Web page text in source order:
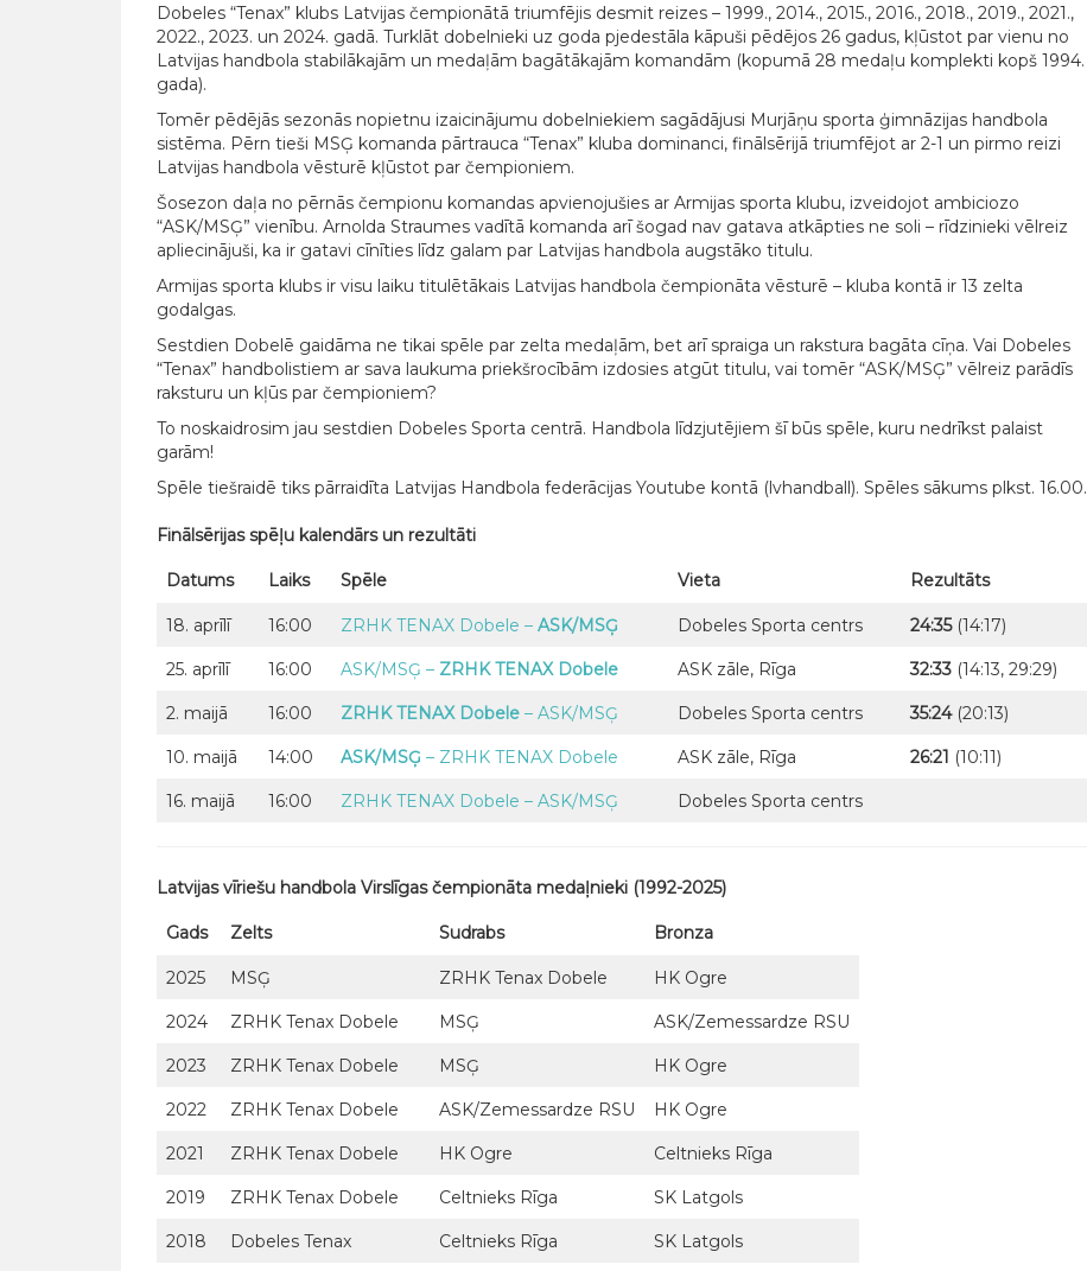
Dobeles “Tenax” klubs Latvijas čempionātā triumfējis desmit reizes – 1999., 2014., 2015., 2016., 2018., 2019., 2021.,
2022., 2023. un 2024. gadā. Turklāt dobelnieki uz goda pjedestāla kāpuši pēdējos 26 gadus, kļūstot par vienu no
Latvijas handbola stabilākajām un medaļām bagātākajām komandām (kopumā 28 medaļu komplekti kopš 1994.
gada).
Tomēr pēdējās sezonās nopietnu izaicinājumu dobelniekiem sagādājusi Murjāņu sporta ģimnāzijas handbola
sistēma. Pērn tieši MSĢ komanda pārtrauca “Tenax” kluba dominanci, finālsērijā triumfējot ar 2-1 un pirmo reizi
Latvijas handbola vēsturē kļūstot par čempioniem.
Šosezon daļa no pērnās čempionu komandas apvienojušies ar Armijas sporta klubu, izveidojot ambiciozo
“ASK/MSĢ” vienību. Arnolda Straumes vadītā komanda arī šogad nav gatava atkāpties ne soli – rīdzinieki vēlreiz
apliecinājuši, ka ir gatavi cīnīties līdz galam par Latvijas handbola augstāko titulu.
Armijas sporta klubs ir visu laiku titulētākais Latvijas handbola čempionāta vēsturē – kluba kontā ir 13 zelta
godalgas.
Sestdien Dobelē gaidāma ne tikai spēle par zelta medaļām, bet arī spraiga un rakstura bagāta cīņa. Vai Dobeles
“Tenax” handbolistiem ar sava laukuma priekšrocībām izdosies atgūt titulu, vai tomēr “ASK/MSĢ” vēlreiz parādīs
raksturu un kļūs par čempioniem?
To noskaidrosim jau sestdien Dobeles Sporta centrā. Handbola līdzjutējiem šī būs spēle, kuru nedrīkst palaist
garām!
Spēle tiešraidē tiks pārraidīta Latvijas Handbola federācijas Youtube kontā (lvhandball). Spēles sākums plkst. 16.00.
Finālsērijas spēļu kalendārs un rezultāti
Datums Laiks Spēle Vieta Rezultāts
18. aprīlī 16:00 ZRHK TENAX Dobele – ASK/MSĢ Dobeles Sporta centrs 24:35 (14:17)
25. aprīlī 16:00 ASK/MSĢ – ZRHK TENAX Dobele ASK zāle, Rīga 32:33 (14:13, 29:29)
2. maijā 16:00 ZRHK TENAX Dobele – ASK/MSĢ Dobeles Sporta centrs 35:24 (20:13)
10. maijā 14:00 ASK/MSĢ – ZRHK TENAX Dobele ASK zāle, Rīga 26:21 (10:11)
16. maijā 16:00 ZRHK TENAX Dobele – ASK/MSĢ Dobeles Sporta centrs
Latvijas vīriešu handbola Virslīgas čempionāta medaļnieki (1992-2025)
Gads Zelts Sudrabs Bronza
2025 MSĢ ZRHK Tenax Dobele HK Ogre
2024 ZRHK Tenax Dobele MSĢ ASK/Zemessardze RSU
2023 ZRHK Tenax Dobele MSĢ HK Ogre
2022 ZRHK Tenax Dobele ASK/Zemessardze RSU HK Ogre
2021 ZRHK Tenax Dobele HK Ogre Celtnieks Rīga
2019 ZRHK Tenax Dobele Celtnieks Rīga SK Latgols
2018 Dobeles Tenax Celtnieks Rīga SK Latgols